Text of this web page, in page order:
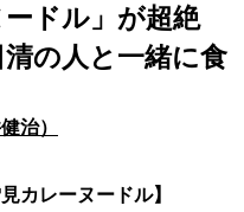
ードル」が超絶
の人と一緒に食
治）
カレーヌードル】